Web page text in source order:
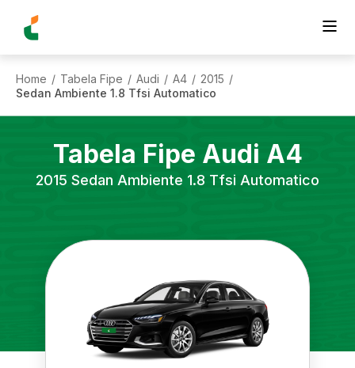
Home / Tabela Fipe / Audi / A4 / 2015 /
Sedan Ambiente 1.8 Tfsi Automatico
Tabela Fipe Audi A4
2015 Sedan Ambiente 1.8 Tfsi Automatico